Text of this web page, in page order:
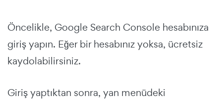
Öncelikle, Google Search Console hesabınıza
giriş yapın. Eğer bir hesabınız yoksa, ücretsiz
kaydolabilirsiniz.
Giriş yaptıktan sonra, yan menüdeki